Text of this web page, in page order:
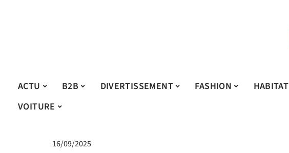
ACTU B2B DIVERTISSEMENT FASHION HABITAT
VOITURE
16/09/2025